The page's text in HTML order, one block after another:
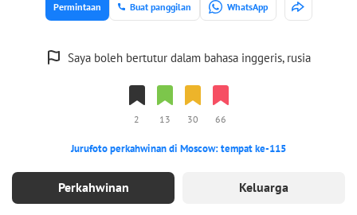
Permintaan Buat panggilan WhatsApp
Saya boleh bertutur dalam bahasa inggeris, rusia
2 13 30 66
Jurufoto perkahwinan di Moscow: tempat ke-115
Perkahwinan Keluarga